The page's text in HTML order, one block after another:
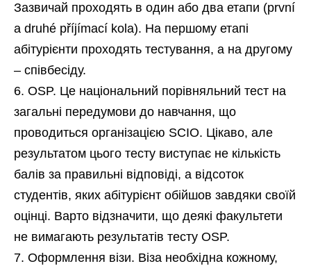
Зазвичай проходять в один або два етапи (první
a druhé příjímací kola). На першому етапі
абітурієнти проходять тестування, а на другому
– співбесіду.
OSP. Це національний порівняльний тест на
загальні передумови до навчання, що
проводиться організацією SCIO. Цікаво, але
результатом цього тесту виступає не кількість
балів за правильні відповіді, а відсоток
студентів, яких абітурієнт обійшов завдяки своїй
оцінці. Варто відзначити, що деякі факультети
не вимагають результатів тесту OSP.
Оформлення візи. Віза необхідна кожному,